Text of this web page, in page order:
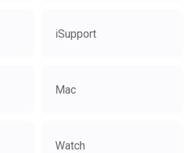
iSupport
Mac
Watch